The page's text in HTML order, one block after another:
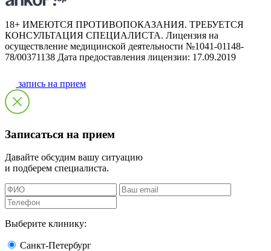
18+ ИМЕЮТСЯ ПРОТИВОПОКАЗАНИЯ. ТРЕБУЕТСЯ
КОНСУЛЬТАЦИЯ СПЕЦИАЛИСТА. Лицензия на
осуществление медицинской деятельности №1041-01148-
78/00371138 Дата предоставления лицензии: 17.09.2019
запись на прием
Записаться на прием
Давайте обсудим вашу ситуацию
и подберем специалиста.
Выберите клинику:
Санкт-Петербург